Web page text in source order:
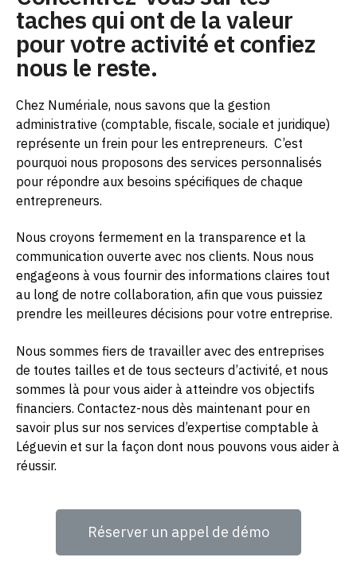
taches qui ont de la valeur
pour votre activité et confiez
nous le reste.
Chez Numériale, nous savons que la gestion
administrative (comptable, fiscale, sociale et juridique)
représente un frein pour les entrepreneurs. C’est
pourquoi nous proposons des services personnalisés
pour répondre aux besoins spécifiques de chaque
entrepreneurs.
Nous croyons fermement en la transparence et la
communication ouverte avec nos clients. Nous nous
engageons à vous fournir des informations claires tout
au long de notre collaboration, afin que vous puissiez
prendre les meilleures décisions pour votre entreprise.
Nous sommes fiers de travailler avec des entreprises
de toutes tailles et de tous secteurs d’activité, et nous
sommes là pour vous aider à atteindre vos objectifs
financiers. Contactez-nous dès maintenant pour en
savoir plus sur nos services d’expertise comptable à
Léguevin et sur la façon dont nous pouvons vous aider à
réussir.
Réserver un appel de démo